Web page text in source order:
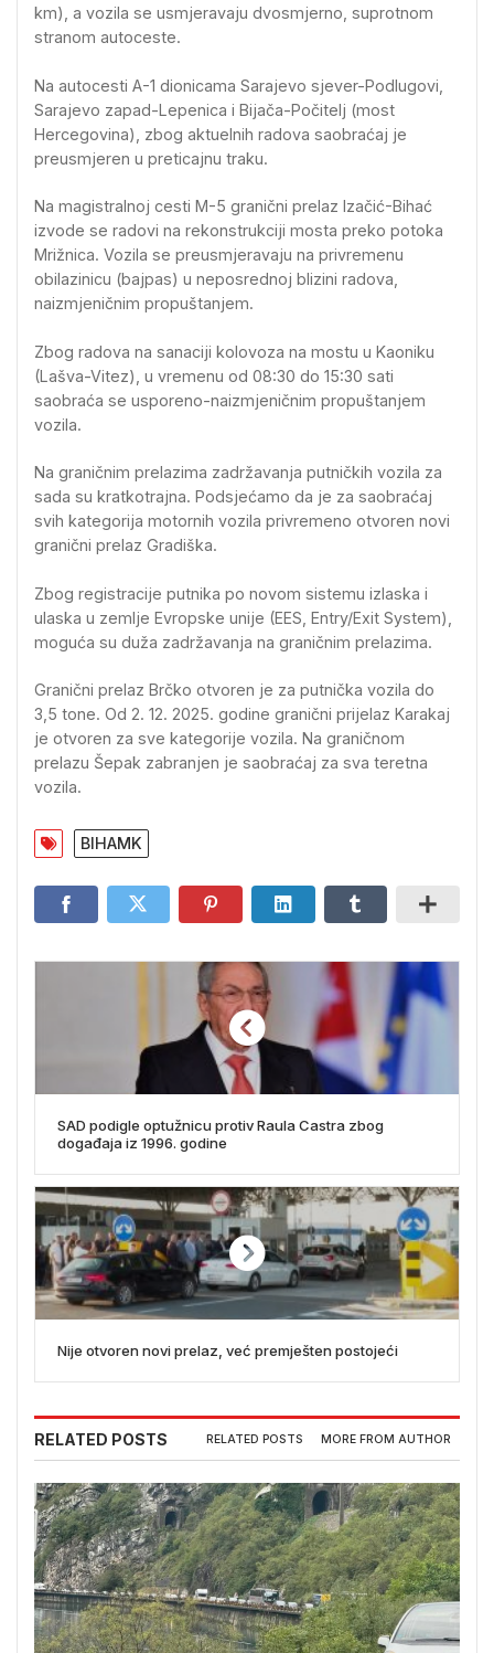
km), a vozila se usmjeravaju dvosmjerno, suprotnom
stranom autoceste.
Na autocesti A-1 dionicama Sarajevo sjever-Podlugovi,
Sarajevo zapad-Lepenica i Bijača-Počitelj (most
Hercegovina), zbog aktuelnih radova saobraćaj je
preusmjeren u preticajnu traku.
Na magistralnoj cesti M-5 granični prelaz Izačić-Bihać
izvode se radovi na rekonstrukciji mosta preko potoka
Mrižnica. Vozila se preusmjeravaju na privremenu
obilazinicu (bajpas) u neposrednoj blizini radova,
naizmjeničnim propuštanjem.
Zbog radova na sanaciji kolovoza na mostu u Kaoniku
(Lašva-Vitez), u vremenu od 08:30 do 15:30 sati
saobraća se usporeno-naizmjeničnim propuštanjem
vozila.
Na graničnim prelazima zadržavanja putničkih vozila za
sada su kratkotrajna. Podsjećamo da je za saobraćaj
svih kategorija motornih vozila privremeno otvoren novi
granični prelaz Gradiška.
Zbog registracije putnika po novom sistemu izlaska i
ulaska u zemlje Evropske unije (EES, Entry/Exit System),
moguća su duža zadržavanja na graničnim prelazima.
Granični prelaz Brčko otvoren je za putnička vozila do
3,5 tone. Od 2. 12. 2025. godine granični prijelaz Karakaj
je otvoren za sve kategorije vozila. Na graničnom
prelazu Šepak zabranjen je saobraćaj za sva teretna
vozila.
BIHAMK
SAD podigle optužnicu protiv Raula Castra zbog
događaja iz 1996. godine
Nije otvoren novi prelaz, već premješten postojeći
RELATED POSTS RELATED POSTS MORE FROM AUTHOR